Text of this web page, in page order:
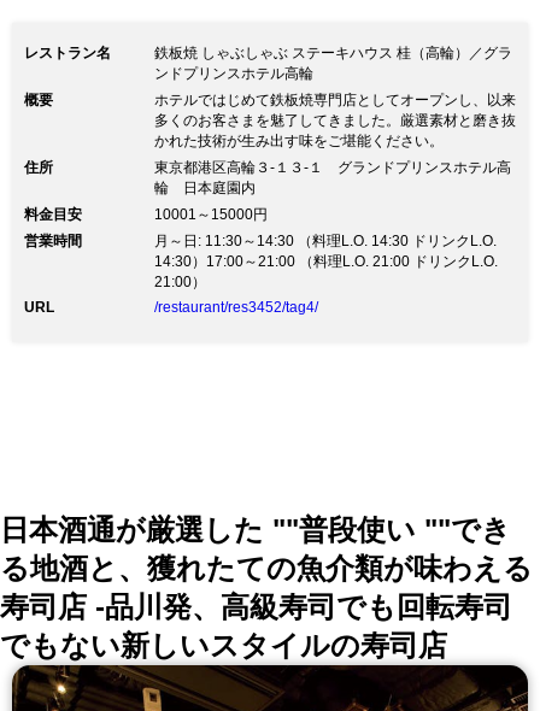
レストラン名
鉄板焼 しゃぶしゃぶ ステーキハウス 桂（高輪）／グラ
ンドプリンスホテル高輪
概要
ホテルではじめて鉄板焼専門店としてオープンし、以来
多くのお客さまを魅了してきました。厳選素材と磨き抜
かれた技術が生み出す味をご堪能ください。
住所
東京都港区高輪３-１３-１ グランドプリンスホテル高
輪 日本庭園内
料金目安
10001～15000円
営業時間
月～日: 11:30～14:30 （料理L.O. 14:30 ドリンクL.O.
14:30）17:00～21:00 （料理L.O. 21:00 ドリンクL.O.
21:00）
URL
/restaurant/res3452/tag4/
日本酒通が厳選した ""普段使い ""でき
る地酒と、獲れたての魚介類が味わえる
寿司店 -品川発、高級寿司でも回転寿司
でもない新しいスタイルの寿司店